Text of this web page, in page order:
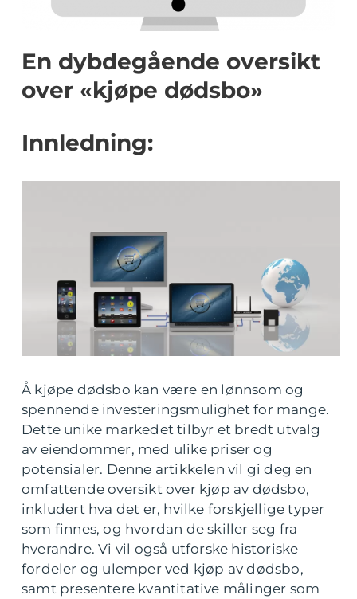
En dybdegående oversikt
over «kjøpe dødsbo»
Innledning:
Å kjøpe dødsbo kan være en lønnsom og
spennende investeringsmulighet for mange.
Dette unike markedet tilbyr et bredt utvalg
av eiendommer, med ulike priser og
potensialer. Denne artikkelen vil gi deg en
omfattende oversikt over kjøp av dødsbo,
inkludert hva det er, hvilke forskjellige typer
som finnes, og hvordan de skiller seg fra
hverandre. Vi vil også utforske historiske
fordeler og ulemper ved kjøp av dødsbo,
samt presentere kvantitative målinger som